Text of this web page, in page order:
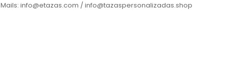
Mails: info@etazas.com / info@tazaspersonalizadas.shop